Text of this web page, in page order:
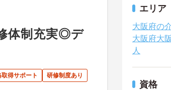
体制充実◎デ
取得サポート
研修制度あり
エリア
大阪府の
大阪府大
人
資格